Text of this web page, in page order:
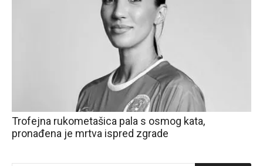
Trofejna rukometašica pala s osmog kata,
pronađena je mrtva ispred zgrade